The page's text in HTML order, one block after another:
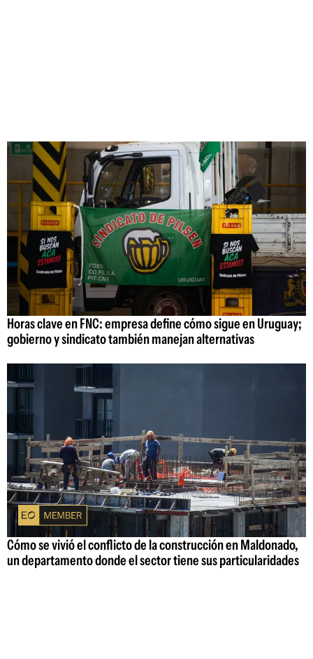
Horas clave en FNC: empresa define cómo sigue en Uruguay;
gobierno y sindicato también manejan alternativas
Cómo se vivió el conflicto de la construcción en Maldonado,
un departamento donde el sector tiene sus particularidades